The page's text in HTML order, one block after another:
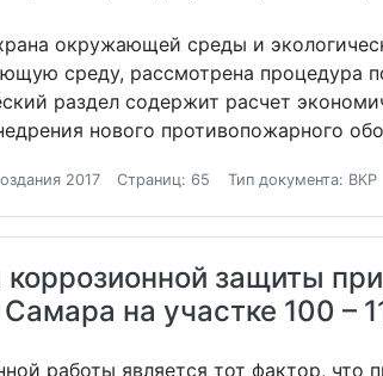
окружающей среды и
среду, рассмотрена процедура
раздел содержит расчет
нового противопожарного
2017 Страниц: 65 Тип документа: ВКР
коррозионной защиты
на участке 100 –
работы является тот фактор,